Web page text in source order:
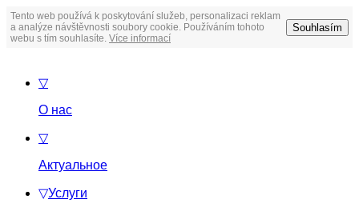
Tento web používá k poskytování služeb, personalizaci reklam
a analýze návštěvnosti soubory cookie. Používáním tohoto
webu s tím souhlasíte. Více informací
Souhlasím
▽
О нас
▽
Актуальное
▽Услуги